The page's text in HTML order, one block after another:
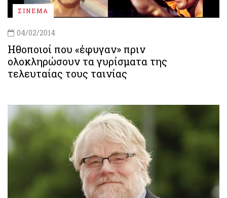
ΣΙΝΕΜΑ
04/02/2014
Ηθοποιοί που «έφυγαν» πριν
ολοκληρώσουν τα γυρίσματα της
τελευταίας τους ταινίας